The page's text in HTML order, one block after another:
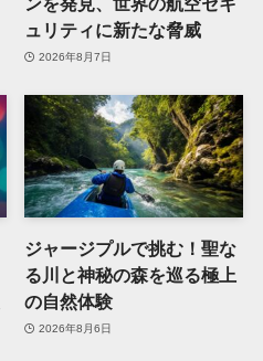
ュリティに新たな脅威
2026年8月7日
ジャージプルで挑む！聖な
る川と神秘の森を巡る極上
の自然体験
2026年8月6日